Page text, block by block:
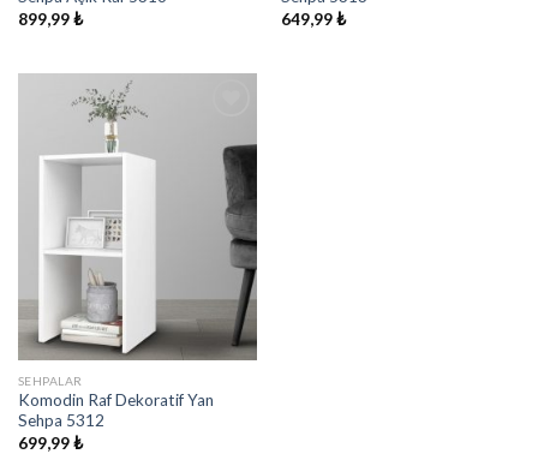
899,99₺
649,99₺
Listeme
Ekle
SEHPALAR
Komodin Raf Dekoratif Yan
Sehpa 5312
699,99₺